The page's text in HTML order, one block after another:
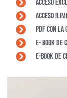
ACCESO
ACCESO
PDF CON LA
E- BOOK DE
E-BOOK DE